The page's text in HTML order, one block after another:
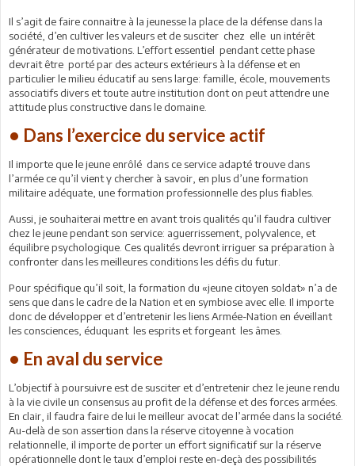
Il s’agit de faire connaitre à la jeunesse la place de la défense dans la
société, d’en cultiver les valeurs et de susciter chez elle un intérêt
générateur de motivations. L’effort essentiel pendant cette phase
devrait être porté par des acteurs extérieurs à la défense et en
particulier le milieu éducatif au sens large: famille, école, mouvements
associatifs divers et toute autre institution dont on peut attendre une
attitude plus constructive dans le domaine.
• Dans l’exercice du service actif
Il importe que le jeune enrôlé dans ce service adapté trouve dans
l’armée ce qu’il vient y chercher à savoir, en plus d’une formation
militaire adéquate, une formation professionnelle des plus fiables.
Aussi, je souhaiterai mettre en avant trois qualités qu’il faudra cultiver
chez le jeune pendant son service: aguerrissement, polyvalence, et
équilibre psychologique. Ces qualités devront irriguer sa préparation à
confronter dans les meilleures conditions les défis du futur.
Pour spécifique qu’il soit, la formation du «jeune citoyen soldat» n’a de
sens que dans le cadre de la Nation et en symbiose avec elle. Il importe
donc de développer et d’entretenir les liens Armée-Nation en éveillant
les consciences, éduquant les esprits et forgeant les âmes.
• En aval du service
L’objectif à poursuivre est de susciter et d’entretenir chez le jeune rendu
à la vie civile un consensus au profit de la défense et des forces armées.
En clair, il faudra faire de lui le meilleur avocat de l’armée dans la société.
Au-delà de son assertion dans la réserve citoyenne à vocation
relationnelle, il importe de porter un effort significatif sur la réserve
opérationnelle dont le taux d’emploi reste en-deçà des possibilités